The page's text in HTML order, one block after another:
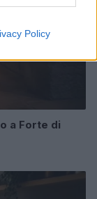
Policy
a Forte di